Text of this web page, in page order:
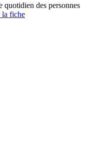
quotidien des personnes
fiche